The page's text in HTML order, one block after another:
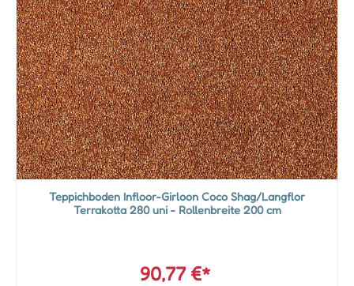
Teppichboden Infloor-Girloon Coco Shag/Langflor
Terrakotta 280 uni - Rollenbreite 200 cm
90,77 €*